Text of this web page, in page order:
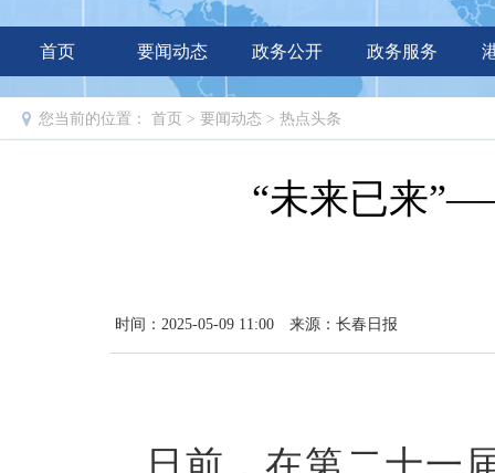
首页 要闻动态 政务公开 政务服务
您当前的位置： 首页 > 要闻动态 > 热点头条
“未来已来
时间：2025-05-09 11:00 来源：长春日报
日前，在第二十一